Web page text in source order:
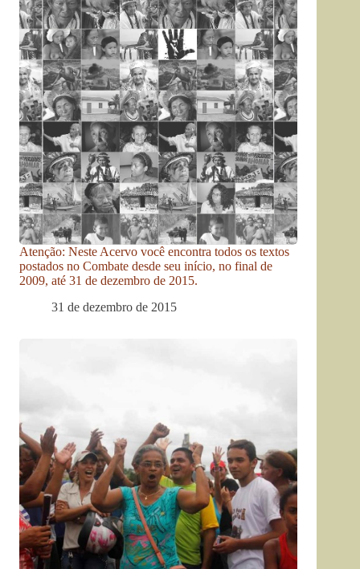
Atenção: Neste Acervo você encontra todos os textos
postados no Combate desde seu início, no final de
2009, até 31 de dezembro de 2015.
31 de dezembro de 2015